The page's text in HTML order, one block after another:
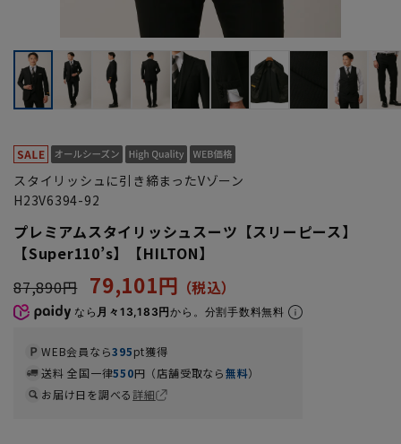
スタイリッシュに引き締まったVゾーン
H23V6394-92
プレミアムスタイリッシュスーツ【スリーピース】
【Super110’s】【HILTON】
87,890円
79,101円
なら 月々13,183円から。分割手数料無料
WEB会員なら395pt獲得
送料 全国一律550円（店舗受取なら無料）
お届け日を調べる詳細